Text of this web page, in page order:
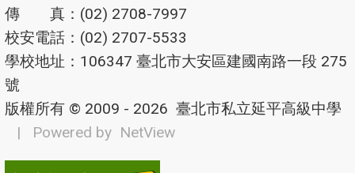
傳 真：(02) 2708-7997
校安電話：(02) 2707-5533
學校地址：106347 臺北市大安區建國南路一段 275
號
版權所有 © 2009 - 2026 臺北市私立延平高級中學
| Powered by NetView